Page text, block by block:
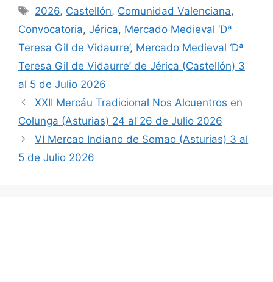
Etiquetas
2026, Castellón, Comunidad Valenciana,
Convocatoria, Jérica, Mercado Medieval ‘Dª
Teresa Gil de Vidaurre’, Mercado Medieval ‘Dª
Teresa Gil de Vidaurre’ de Jérica (Castellón) 3
al 5 de Julio 2026
XXII Mercáu Tradicional Nos Alcuentros en
Colunga (Asturias) 24 al 26 de Julio 2026
VI Mercao Indiano de Somao (Asturias) 3 al
5 de Julio 2026